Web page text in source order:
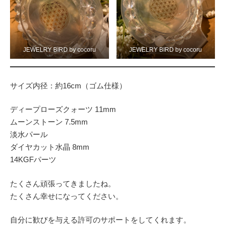
JEWELRY BIRD by cocoru JEWELRY BIRD by cocoru
サイズ内径：約16cm（ゴム仕様）
ディープローズクォーツ 11mm
ムーンストーン 7.5mm
淡水パール
ダイヤカット水晶 8mm
14KGFパーツ
たくさん頑張ってきましたね。
たくさん幸せになってください。
自分に歓びを与える許可のサポートをしてくれます。